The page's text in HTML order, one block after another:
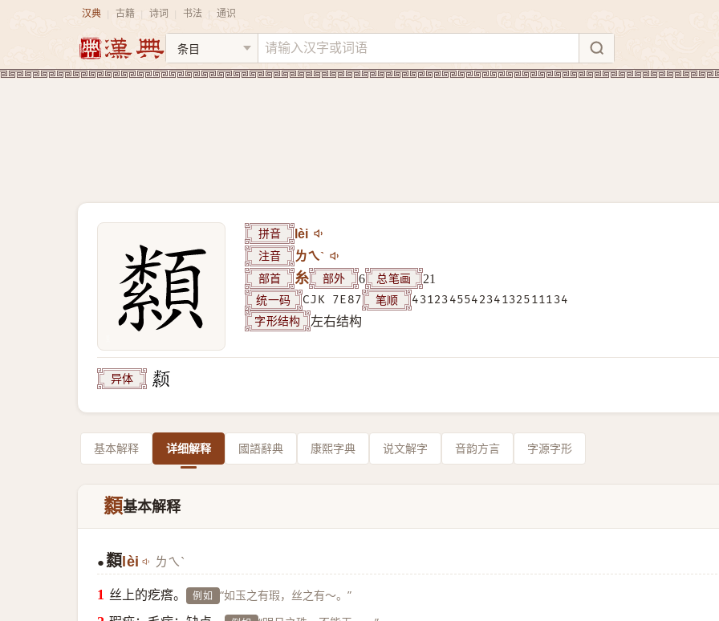
汉典 古籍 诗词 书法 通识
拼音 lèi
注音 ㄌㄟˋ
部首 糸 部外 6 总笔画 21
统一码 CJK 7E87 笔顺 431234554234132511134
字形结构 左右结构
异体
基本解释 详细解释 國語辭典 康熙字典 说文解字 音韵方言 字源字形
纇基本解释
● 纇 lèi ㄌㄟˋ
丝上的疙瘩。 例如 “如玉之有瑕，丝之有～。”